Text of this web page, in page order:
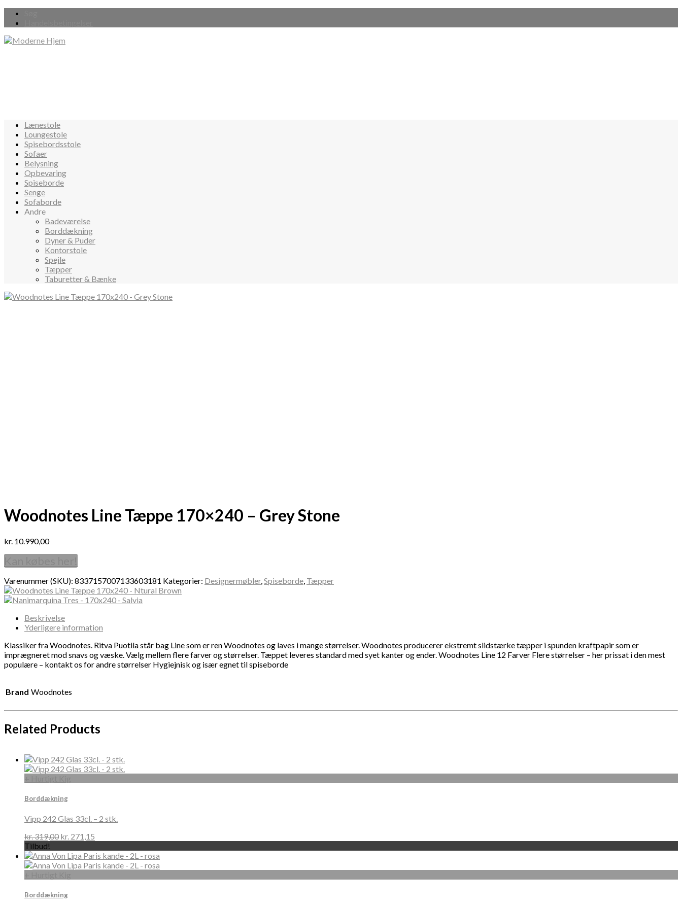
Lænestole
Loungestole
Spisebordsstole
Sofaer
Belysning
Opbevaring
Spiseborde
Senge
Sofaborde
Andre
Badeværelse
Borddækning
Dyner & Puder
Kontorstole
Spejle
Tæpper
Taburetter & Bænke
Woodnotes Line Tæppe 170×240 – Grey Stone
kr. 10.990,00
Varenummer (SKU): 8337157007133603181 Kategorier: Designermøbler,Spiseborde, Tæpper
Beskrivelse
Yderligere information
Klassiker fra Woodnotes. Ritva Puotila står bag Line som er ren Woodnotes og laves i mange størrelser. Woodnotes producerer ekstremt slidstærke tæpper i spunden kraftpapir som er
imprægneret mod snavs og væske. Vælg mellem flere farver og størrelser. Tæppet leveres standard med syet kanter og ender. Woodnotes Line 12 Farver Flere størrelser – her prissat i den mest
populære – kontakt os for andre størrelser Hygiejnisk og især egnet til spiseborde
Brand Woodnotes
Related Products
Borddækning
Vipp 242 Glas 33cl. – 2 stk.
kr.319,00 kr. 271,15
Tilbud!
Borddækning